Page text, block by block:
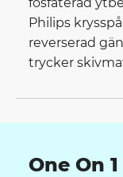
Philips
reverserad
trycker
One On